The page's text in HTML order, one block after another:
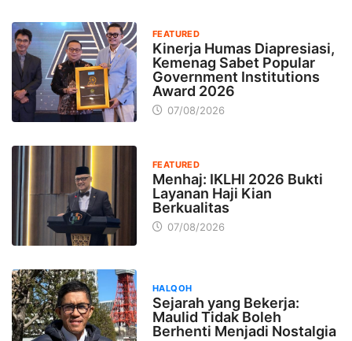
FEATURED
Kinerja Humas Diapresiasi,
Kemenag Sabet Popular
Government Institutions
Award 2026
07/08/2026
FEATURED
Menhaj: IKLHI 2026 Bukti
Layanan Haji Kian
Berkualitas
07/08/2026
HALQOH
Sejarah yang Bekerja:
Maulid Tidak Boleh
Berhenti Menjadi Nostalgia